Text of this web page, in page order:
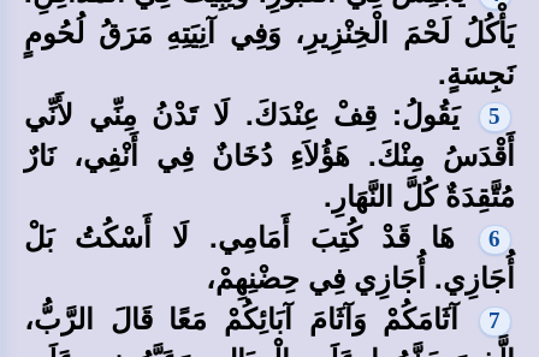
يَأْكُلُ لَحْمَ الْخِنْزِيرِ، وَفِي آنِيَتِهِ مَرَقُ لُحُومٍ
نَجِسَةٍ.
5
يَقُولُ: قِفْ عِنْدَكَ. لَا تَدْنُ مِنِّي لأَنِّي
أَقْدَسُ مِنْكَ. هَؤُلاَءِ دُخَانٌ فِي أَنْفِي، نَارٌ
مُتَّقِدَةٌ كُلَّ النَّهَارِ.
6
هَا قَدْ كُتِبَ أَمَامِي. لَا أَسْكُتُ بَلْ
أُجَازِي. أُجَازِي فِي حِضْنِهِمْ،
7
آثَامَكُمْ وَآثَامَ آبَائِكُمْ مَعًا قَالَ الرَّبُّ،